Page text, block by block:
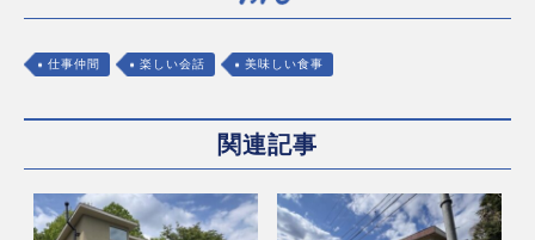
仕事仲間 楽しい会話 美味しい食事
関連記事